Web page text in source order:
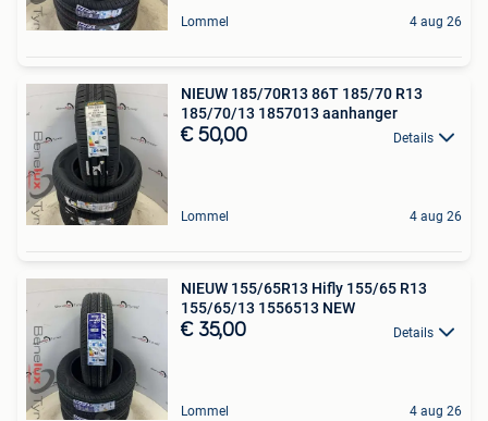
Lommel 4 aug 26
NIEUW 185/70R13 86T 185/70 R13
185/70/13 1857013 aanhanger
€ 50,00 Details
Lommel 4 aug 26
NIEUW 155/65R13 Hifly 155/65 R13
155/65/13 1556513 NEW
€ 35,00 Details
Lommel 4 aug 26